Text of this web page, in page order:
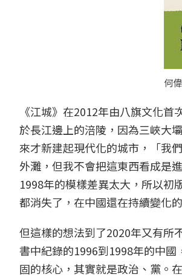
何
《江城》在2012年由八旗文化
於長江邊上的涪陵，因為三峽大
來才新建起現代化的城市，「我
外灘，但我不會把這東西看成是
1998年的模樣差異太大，所以初
都消失了，在中國還在持續變化
但這樣的想法到了2020年又有所
書中紀錄的1996到1998年的中
固的核心，其實就是政治、黨。